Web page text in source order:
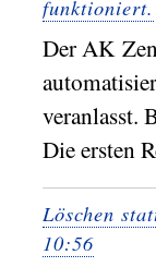
funktioniert.
Der AK
veranlasst.
Die ersten
Löschen
10:56